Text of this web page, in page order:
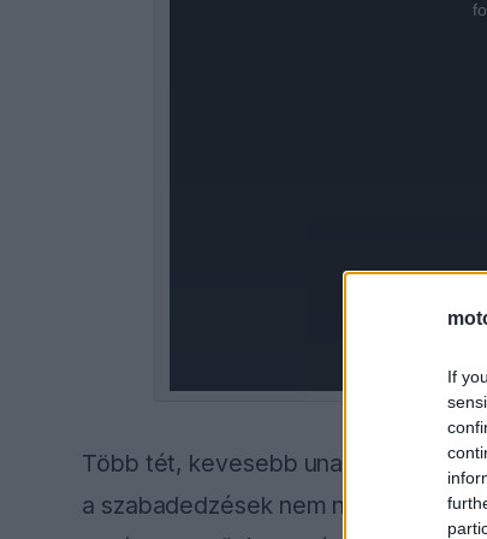
If
Több tét, kevesebb unalom A
a szabadedzések nem nyújtanak